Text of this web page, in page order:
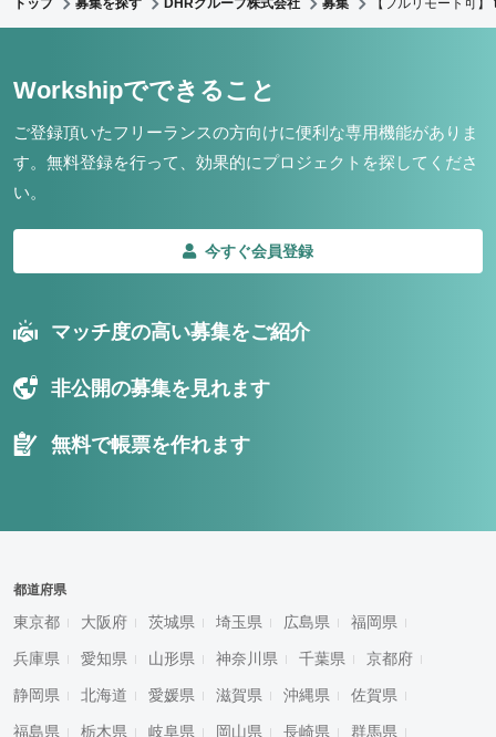
トップ 募集を探す DHRグループ株式会社 募集 【フルリモート可
Workshipでできること
ご登録頂いたフリーランスの方向けに便利な専用機能がありま
す。 無料登録を行って、効果的にプロジェクトを探してくださ
い。
今すぐ会員登録
マッチ度の高い募集をご紹介
非公開の募集を見れます
無料で帳票を作れます
都道府県
東京都 大阪府 茨城県 埼玉県 広島県 福岡県
兵庫県 愛知県 山形県 神奈川県 千葉県 京都府
静岡県 北海道 愛媛県 滋賀県 沖縄県 佐賀県
福島県 栃木県 岐阜県 岡山県 長崎県 群馬県